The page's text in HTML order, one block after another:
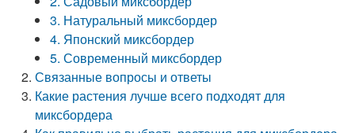
3. Натуральный миксбордер
4. Японский миксбордер
5. Современный миксбордер
Связанные вопросы и ответы
Какие растения лучше всего подходят для
миксбордера